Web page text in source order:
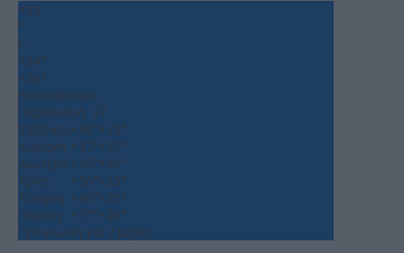
+33
°
C
+34°
+26°
Θεσσαλονίκη
Παρασκευή, 07
Σάββατο+36°+23°
Κυριακή +37°+27°
Δευτέρα +35°+26°
Τρίτη
+36°+25°
Τετάρτη +36°+25°
Πέμπτη
+37°+25°
Πρόγνωση για 7 μέρες